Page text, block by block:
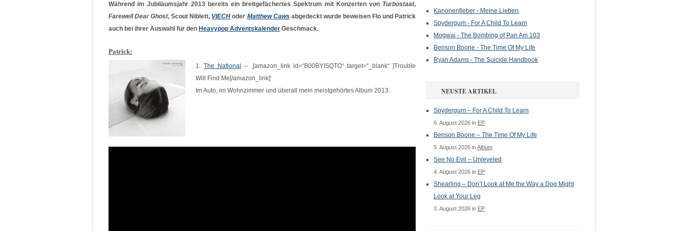
Während im Jubiläumsjahr 2013 bereits ein breitgefächertes Spektrum mit Konzerten von Turbostaat,
Farewell Dear Ghost, Scout Niblett, VIECH oder Matthew Cawsabgedeckt wurde beweisen Flo und Patrick
auch bei ihrer Auswahl für den Heavypop Adventskalender Geschmack.
Patrick:
1.The National
– ‚[amazon_link id=“B00BYISQTO“ target=“_blank“ ]Trouble
Will Find Me[/amazon_link]‘
Im Auto, im Wohnzimmer und überall mein meistgehörtes Album 2013.
Kanonenfieber - Meine Lieben
Spydergum - For A Child To Learn
Mogwai - The Bombing of Pan Am 103
Benson Boone - The Time Of My Life
Ryan Adams - The Suicide Handbook
NEUSTE ARTIKEL
Spydergum – For A Child To Learn
6. August 2026 in EP
Benson Boone – The Time Of My Life
5. August 2026 inAlbum
See No Evil – Unleveled
4. August 2026 in EP
Shearling – Don’t Look at Me the Way a Dog Might
Look at Your Leg
3. August 2026 in EP